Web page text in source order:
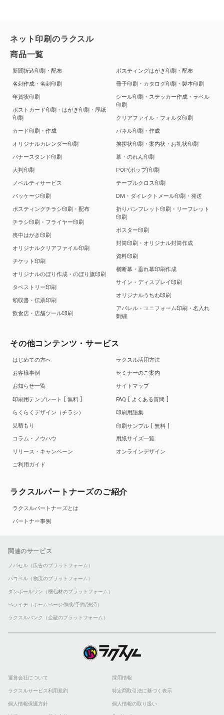
ネット印刷のラクスル
商品一覧
新聞折込印刷・配布
名刺作成・名刺印刷
年賀状印刷
ポストカード印刷・はがき印刷・厚紙
印刷
カード印刷・作成
オリジナルカレンダー印刷
バナースタンド印刷
大判印刷
ノベルティサービス
パッケージ印刷
ポスティングチラシ印刷・配布
チラシ印刷・フライヤー印刷
喪中はがき印刷
オリジナルクリアファイル印刷
チケット印刷
オリジナルのぼり作成・のぼり旗印刷
タペストリー印刷
領収書・伝票印刷
飲食店・店舗ツール印刷
ポスティングはがき印刷・配布
冊子印刷・カタログ印刷・製本印刷
シール印刷・ステッカー作成・ラベル
印刷
クリアファイル・フォルダ印刷
パネル印刷・作成
挨拶状印刷・案内状・お礼状印刷
幕・のれん印刷
POP(ポップ)印刷
テーブルクロス印刷
DM・ダイレクトメール印刷・発送
折りパンフレット印刷・リーフレット
印刷
ポスター印刷
封筒印刷・オリジナル封筒作成
資料印刷
横断幕・垂れ幕印刷作成
サイン・ディスプレイ印刷
オリジナルうちわ印刷
アパレル・ユニフォーム印刷・名入れ
刺繍
その他コンテンツ・サービス
はじめての方へ
お客様事例
お知らせ一覧
印刷用テンプレート
無料
らくらくデザイン（チラシ）
見積もり
コラム・ノウハウ
リリース・キャンペーン
ご利用ガイド
ラクスル活用方法
セミナーのご案内
サイトマップ
FAQ
よくある質問
印刷用語集
印刷サンプル
無料
用紙サイズ一覧
オンラインデザイン
ラクスルパートナーズのご紹介
ラクスルパートナーズとは
パートナー事例
関連のサービス
ノバセル（広告のプラットフォーム）
ハコベル（物流のプラットフォーム）
ダンボールワン（梱包材のプラットフォーム）
ペライチ（ホームページ作成/予約/決済）
ラクスルバンク（金融のプラットフォーム）
運営会社について 採用情報
ラクスルサービス利用規約 特定商取引法に基づく表示
個人情報保護方針 個人情報の取り扱い